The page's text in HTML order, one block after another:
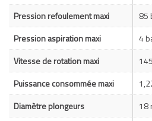
Pression refoulement maxi
85
Pression aspiration maxi
4
Vitesse de rotation maxi
Puissance consommée maxi
Diamètre plongeurs
18